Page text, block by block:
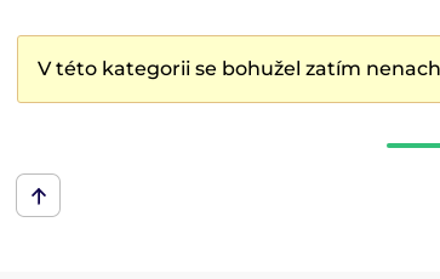
V této kategorii se bohužel zatím